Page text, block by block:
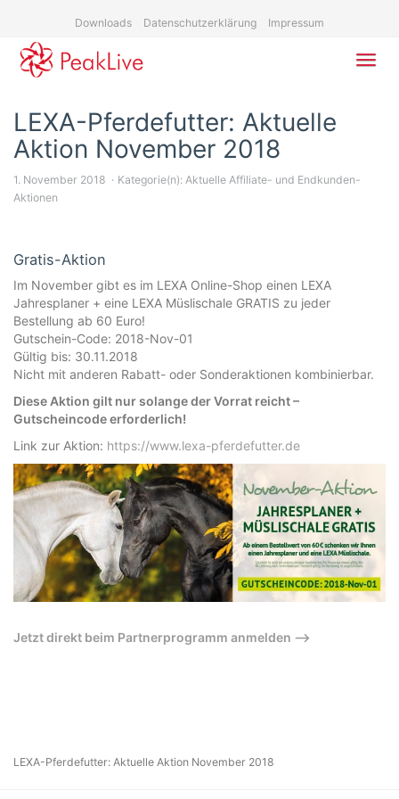
content
Downloads Datenschutzerklärung Impressum
LEXA-Pferdefutter: Aktuelle
Aktion November 2018
1. November 2018 Kategorie(n): Aktuelle Affiliate- und Endkunden-
Aktionen
Gratis-Aktion
Im November gibt es im LEXA Online-Shop einen LEXA
Jahresplaner + eine LEXA Müslischale GRATIS zu jeder
Bestellung ab 60 Euro!
Gutschein-Code: 2018-Nov-01
Gültig bis: 30.11.2018
Nicht mit anderen Rabatt- oder Sonderaktionen kombinierbar.
Diese Aktion gilt nur solange der Vorrat reicht –
Gutscheincode erforderlich!
Link zur Aktion: https://www.lexa-pferdefutter.de
Jetzt direkt beim Partnerprogramm anmelden –>
LEXA-Pferdefutter: Aktuelle Aktion November 2018